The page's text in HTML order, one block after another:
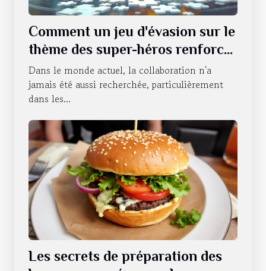
Comment un jeu d'évasion sur le
thème des super-héros renforce
le travail d'équipe ?
Dans le monde actuel, la collaboration n'a
jamais été aussi recherchée, particulièrement
dans les...
Les secrets de préparation des